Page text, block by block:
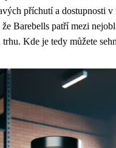
příchutí a dostupnosti v
Barebells patří mezi
Kde je tedy můžete